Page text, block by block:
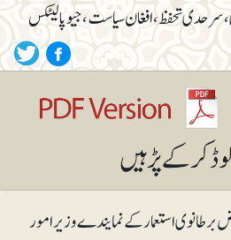
تحفظ، افغان سیاست، جیو پالیٹکس
قابض بر طانوی استعمار کے نمایندے وزیر امور